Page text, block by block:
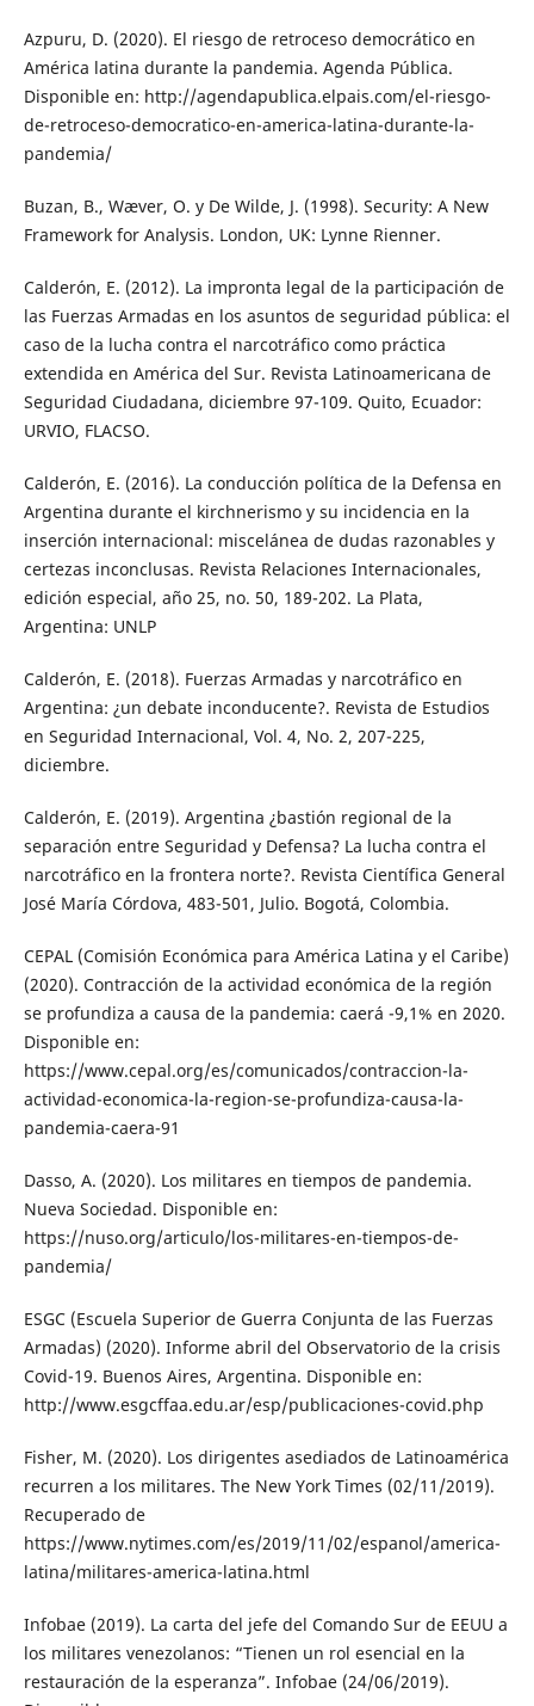
Azpuru, D. (2020). El riesgo de retroceso democrático en
América latina durante la pandemia. Agenda Pública.
Disponible en: http://agendapublica.elpais.com/el-riesgo-
de-retroceso-democratico-en-america-latina-durante-la-
pandemia/
Buzan, B., Wæver, O. y De Wilde, J. (1998). Security: A New
Framework for Analysis. London, UK: Lynne Rienner.
Calderón, E. (2012). La impronta legal de la participación de
las Fuerzas Armadas en los asuntos de seguridad pública: el
caso de la lucha contra el narcotráfico como práctica
extendida en América del Sur. Revista Latinoamericana de
Seguridad Ciudadana, diciembre 97-109. Quito, Ecuador:
URVIO, FLACSO.
Calderón, E. (2016). La conducción política de la Defensa en
Argentina durante el kirchnerismo y su incidencia en la
inserción internacional: miscelánea de dudas razonables y
certezas inconclusas. Revista Relaciones Internacionales,
edición especial, año 25, no. 50, 189-202. La Plata,
Argentina: UNLP
Calderón, E. (2018). Fuerzas Armadas y narcotráfico en
Argentina: ¿un debate inconducente?. Revista de Estudios
en Seguridad Internacional, Vol. 4, No. 2, 207-225,
diciembre.
Calderón, E. (2019). Argentina ¿bastión regional de la
separación entre Seguridad y Defensa? La lucha contra el
narcotráfico en la frontera norte?. Revista Científica General
José María Córdova, 483-501, Julio. Bogotá, Colombia.
CEPAL (Comisión Económica para América Latina y el Caribe)
(2020). Contracción de la actividad económica de la región
se profundiza a causa de la pandemia: caerá -9,1% en 2020.
Disponible en:
https://www.cepal.org/es/comunicados/contraccion-la-
actividad-economica-la-region-se-profundiza-causa-la-
pandemia-caera-91
Dasso, A. (2020). Los militares en tiempos de pandemia.
Nueva Sociedad. Disponible en:
https://nuso.org/articulo/los-militares-en-tiempos-de-
pandemia/
ESGC (Escuela Superior de Guerra Conjunta de las Fuerzas
Armadas) (2020). Informe abril del Observatorio de la crisis
Covid-19. Buenos Aires, Argentina. Disponible en:
http://www.esgcffaa.edu.ar/esp/publicaciones-covid.php
Fisher, M. (2020). Los dirigentes asediados de Latinoamérica
recurren a los militares. The New York Times (02/11/2019).
Recuperado de
https://www.nytimes.com/es/2019/11/02/espanol/america-
latina/militares-america-latina.html
Infobae (2019). La carta del jefe del Comando Sur de EEUU a
los militares venezolanos: “Tienen un rol esencial en la
restauración de la esperanza”. Infobae (24/06/2019).